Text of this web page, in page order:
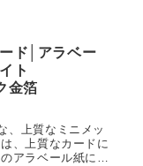
ド│アラベー
ト
金箔
、上質なミニメッ
、上質なカードに
アラベール紙に、